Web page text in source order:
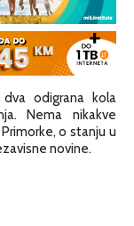
odigrana kola
Nema nikakve
o stanju u
novine.